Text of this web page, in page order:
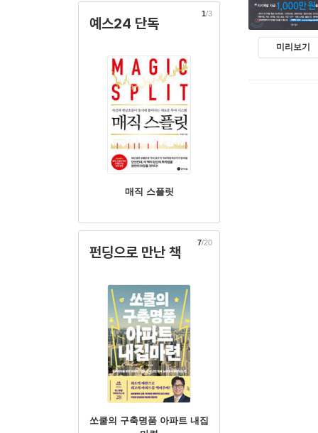
예스24 단독
매직 스플릿
1/3
펀딩으로 만난 책
쏘쿨의 구축명품 아파트 내집
7/20
미리보기